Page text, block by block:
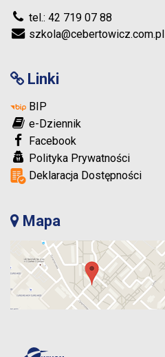
tel.: 42 719 07 88
szkola@cebertowicz.com.pl
Linki
BIP
e-Dziennik
Facebook
Polityka Prywatności
Deklaracja Dostępności
Mapa